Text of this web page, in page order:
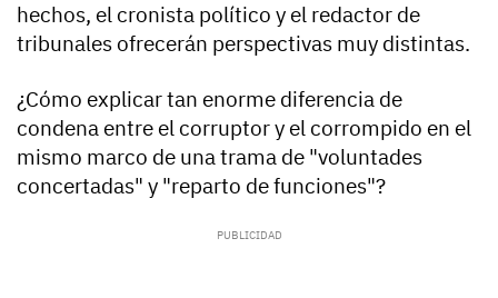
hechos, el cronista político y el redactor de
tribunales ofrecerán perspectivas muy distintas.
¿Cómo explicar tan enorme diferencia de
condena entre el corruptor y el corrompido en el
mismo marco de una trama de "voluntades
concertadas" y "reparto de funciones"?